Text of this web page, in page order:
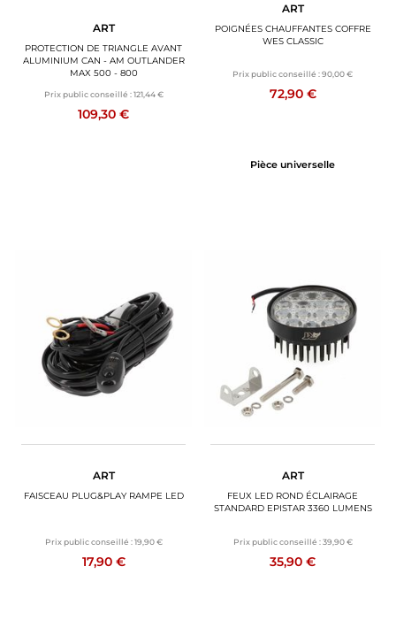
ART
PROTECTION DE TRIANGLE AVANT
ALUMINIUM CAN - AM OUTLANDER
MAX 500 - 800
Prix public conseillé : 121,44 €
109,30 €
ART
POIGNÉES CHAUFFANTES COFFRE
WES CLASSIC
Prix public conseillé :90,00 €
72,90 €
Pièce universelle
ART
FAISCEAU PLUG&PLAY RAMPE LED
Prix public conseillé : 19,90 €
17,90 €
ART
FEUX LED ROND ÉCLAIRAGE
STANDARD EPISTAR 3360 LUMENS
Prix public conseillé : 39,90 €
35,90 €